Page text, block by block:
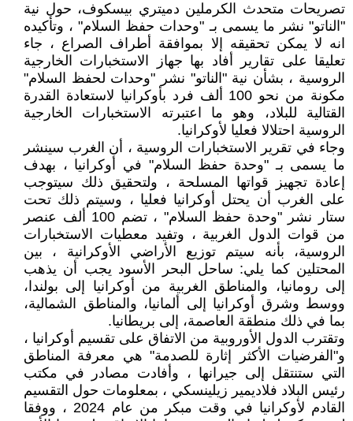
تصريحات متحدث الكرملين دميتري بيسكوف، حول نية
"الناتو" نشر ما يسمى بـ "وحدات حفظ السلام" ، وتأكيده
انه لا يمكن تحقيقه إلا بموافقة أطراف الصراع ، جاء
تعليقا على تقارير أفاد بها جهاز الاستخبارات الخارجية
الروسية ، بشأن نية "الناتو" نشر "وحدات لحفظ السلام"
مكونة من نحو 100 ألف فرد بأوكرانيا لاستعادة القدرة
القتالية للبلاد، وهو ما اعتبرته الاستخبارات الخارجية
الروسية احتلالا فعليا لأوكرانيا.
وجاء في تقرير الاستخبارات الروسية ، أن الغرب سينشر
ما يسمى بـ "وحدة حفظ السلام" في أوكرانيا ، بهدف
إعادة تجهيز قواتها المسلحة ، ولتحقيق ذلك سيتوجب
على الغرب أن يحتل أوكرانيا فعليا ، وسيتم ذلك تحت
ستار نشر "وحدة حفظ السلام" ، تضم 100 ألف عنصر
من قوات الدول الغربية ، وتفيد معطيات الاستخبارات
الروسية، بأنه سيتم توزيع الأراضي الأوكرانية ، بين
المحتلين كما يلي: ساحل البحر الأسود يجب أن يذهب
إلى رومانيا، والمناطق الغربية من أوكرانيا إلى بولندا،
ووسط وشرق أوكرانيا إلى ألمانيا، والمناطق الشمالية،
بما في ذلك منطقة العاصمة، إلى بريطانيا.
وتقترب الدول الأوروبية من الاتفاق على تقسيم أوكرانيا ،
و"الفرضيات الأكثر إثارة للصدمة" هي معرفة المناطق
التي ستنتقل إلى جيرانها ، وأفادت مصادر في مكتب
رئيس البلاد فلاديمير زيلينسكي ، بمعلومات حول التقسيم
القادم لأوكرانيا في وقت مبكر من عام 2024 ، ووفقا